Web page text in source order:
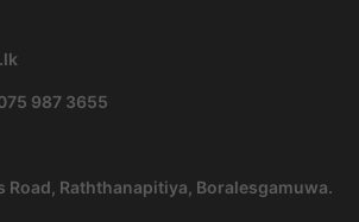
987 3655
Road, Raththanapitiya, Boralesgamuwa.